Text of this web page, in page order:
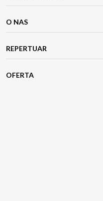
O NAS
REPERTUAR
OFERTA